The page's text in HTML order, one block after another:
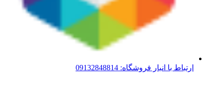
ارتباط با انبار فروشگاه: 09132848814